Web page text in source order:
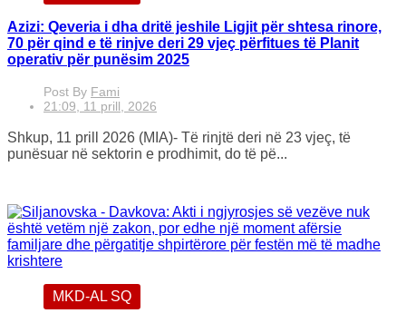
Azizi: Qeveria i dha dritë jeshile Ligjit për shtesa rinore,
70 për qind e të rinjve deri 29 vjeç përfitues të Planit
operativ për punësim 2025
Post By Fami
21:09, 11 prill, 2026
Shkup, 11 prill 2026 (MIA)- Të rinjtë deri në 23 vjeç, të
punësuar në sektorin e prodhimit, do të pë...
MKD-AL SQ